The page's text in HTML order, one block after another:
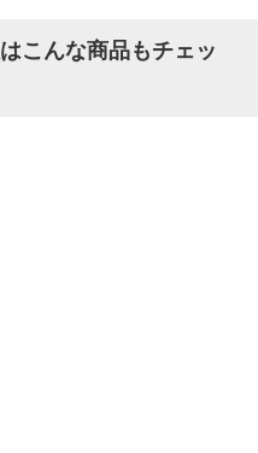
こんな商品もチェッ